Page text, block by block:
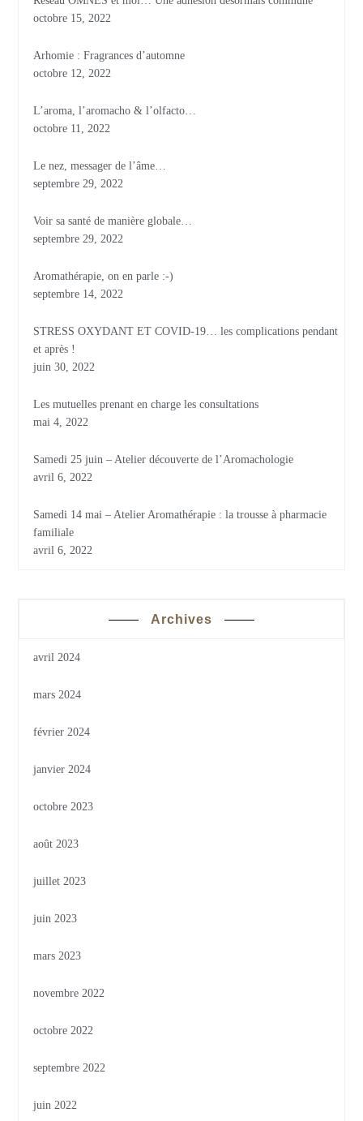
octobre 15, 2022
Arhomie : Fragrances d’automne
octobre 12, 2022
L’aroma, l’aromacho & l’olfacto…
octobre 11, 2022
Le nez, messager de l’âme…
septembre 29, 2022
Voir sa santé de manière globale…
septembre 29, 2022
Aromathérapie, on en parle :-)
septembre 14, 2022
STRESS OXYDANT ET COVID-19… les complications pendant
et après !
juin 30, 2022
Les mutuelles prenant en charge les consultations
mai 4, 2022
Samedi 25 juin – Atelier découverte de l’Aromachologie
avril 6, 2022
Samedi 14 mai – Atelier Aromathérapie : la trousse à pharmacie
familiale
avril 6, 2022
Archives
avril 2024
mars 2024
février 2024
janvier 2024
octobre 2023
août 2023
juillet 2023
juin 2023
mars 2023
novembre 2022
octobre 2022
septembre 2022
juin 2022